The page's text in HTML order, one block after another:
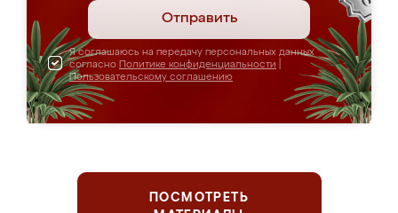
Отправить
Я соглашаюсь на передачу персональных данных
согласно Политике конфиденциальности
Пользовательскому соглашению
ПОСМОТРЕТЬ